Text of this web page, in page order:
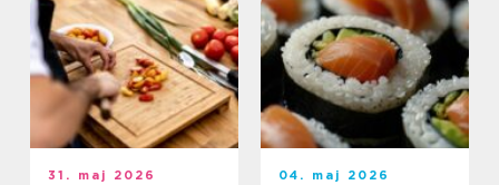
31. maj 2026 04. maj 2026